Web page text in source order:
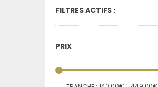
FILTRES ACTIFS :
PRIX